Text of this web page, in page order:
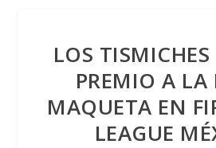
LOS
PREMIO A LA
MAQUETA EN
LEAGUE